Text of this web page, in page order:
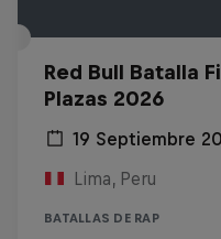
Red Bull Batalla
Plazas 2026
19 Septiembre
Lima, Peru
BATALLAS DE RAP